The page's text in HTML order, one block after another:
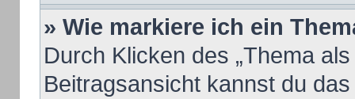
» Wie markiere ich ein
Durch Klicken des „Thema
Beitragsansicht kannst du